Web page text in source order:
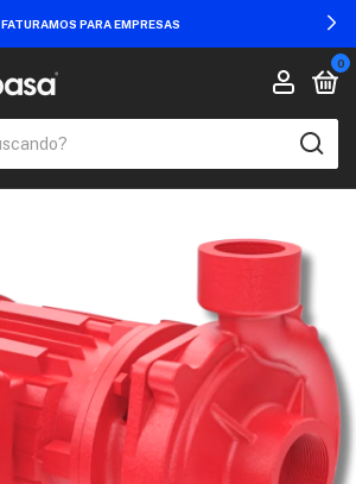
FATURAMOS PARA EMPRESAS
0